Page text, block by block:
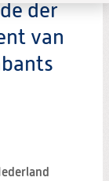
der
van